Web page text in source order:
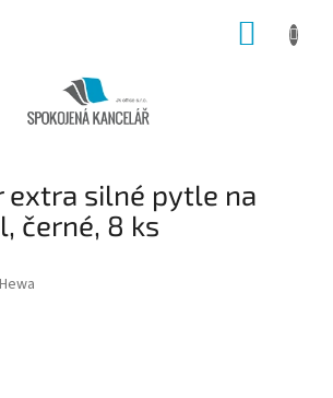
extra silné pytle na
černé, 8 ks
Hewa